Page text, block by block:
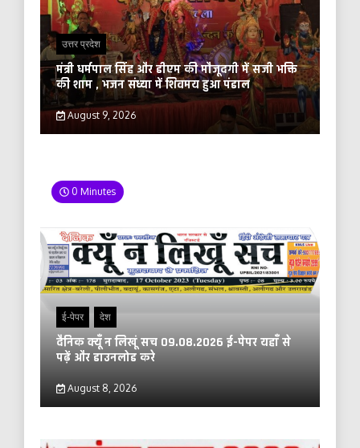
उत्तर प्रदेश
मंत्री धर्मपाल सिंह और डीएम की मौजूदगी में सजी भक्ति
की शाम , भजन संध्या में शिवमय हुआ पंडाल
August 9, 2026
0 Minutes
ई-पेपर देश
दैनिक क्यूँ न लिखूं सच 09.08.2026 ई-पेपर यहाँ से
पढ़ें और डाउनलोड करे
August 8, 2026